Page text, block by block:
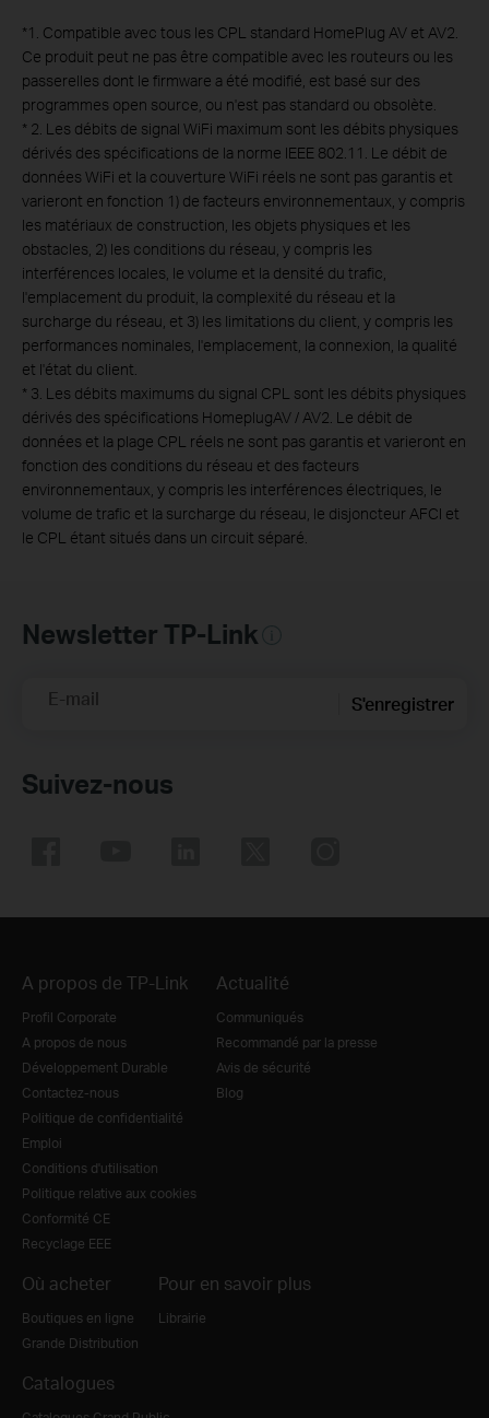
*1. Compatible avec tous les CPL standard HomePlug AV et AV2.
Ce produit peut ne pas être compatible avec les routeurs ou les
passerelles dont le firmware a été modifié, est basé sur des
programmes open source, ou n'est pas standard ou obsolète.
* 2. Les débits de signal WiFi maximum sont les débits physiques
dérivés des spécifications de la norme IEEE 802.11. Le débit de
données WiFi et la couverture WiFi réels ne sont pas garantis et
varieront en fonction 1) de facteurs environnementaux, y compris
les matériaux de construction, les objets physiques et les
obstacles, 2) les conditions du réseau, y compris les
interférences locales, le volume et la densité du trafic,
l'emplacement du produit, la complexité du réseau et la
surcharge du réseau, et 3) les limitations du client, y compris les
performances nominales, l'emplacement, la connexion, la qualité
et l'état du client.
* 3. Les débits maximums du signal CPL sont les débits physiques
dérivés des spécifications HomeplugAV / AV2. Le débit de
données et la plage CPL réels ne sont pas garantis et varieront en
fonction des conditions du réseau et des facteurs
environnementaux, y compris les interférences électriques, le
volume de trafic et la surcharge du réseau, le disjoncteur AFCI et
le CPL étant situés dans un circuit séparé.
Newsletter TP-Link
E-mail S'enregistrer
Suivez-nous
A propos de TP-Link
Profil Corporate
A propos de nous
Développement Durable
Contactez-nous
Politique de confidentialité
Emploi
Conditions d'utilisation
Politique relative aux cookies
Conformité CE
Recyclage EEE
Actualité
Communiqués
Recommandé par la presse
Avis de sécurité
Blog
Où acheter
Boutiques en ligne
Grande Distribution
Pour en savoir plus
Librairie
Catalogues